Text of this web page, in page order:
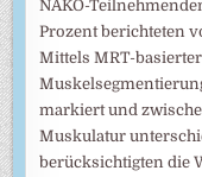
NAKO-
Prozent berichteten
Mittels MRT-
markiert und
Muskulatur
berücksichtigten die